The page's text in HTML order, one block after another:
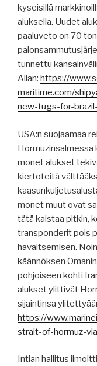
kyseisillä
aluksella. Uudet
paaluveto on 70
tunnettu
Allan: https://
maritime.com/
new-tugs-for-
USA:n suojaamaa
Hormuzinsalmessa
monet alukset
kiertoteitä
monet muut ovat
tätä kaistaa pitkin,
transponderit pois
havaitsemisen.
käännöksen
pohjoiseen kohti
alukset ylittivät
sijaintinsa
https://
strait-of-hormuz-
Intian hallitus